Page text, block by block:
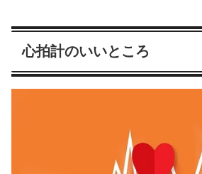
心拍計のいいところ